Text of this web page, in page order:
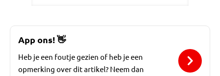
App ons!👋
Heb je een foutje gezien of heb je een
opmerking over dit artikel? Neem dan